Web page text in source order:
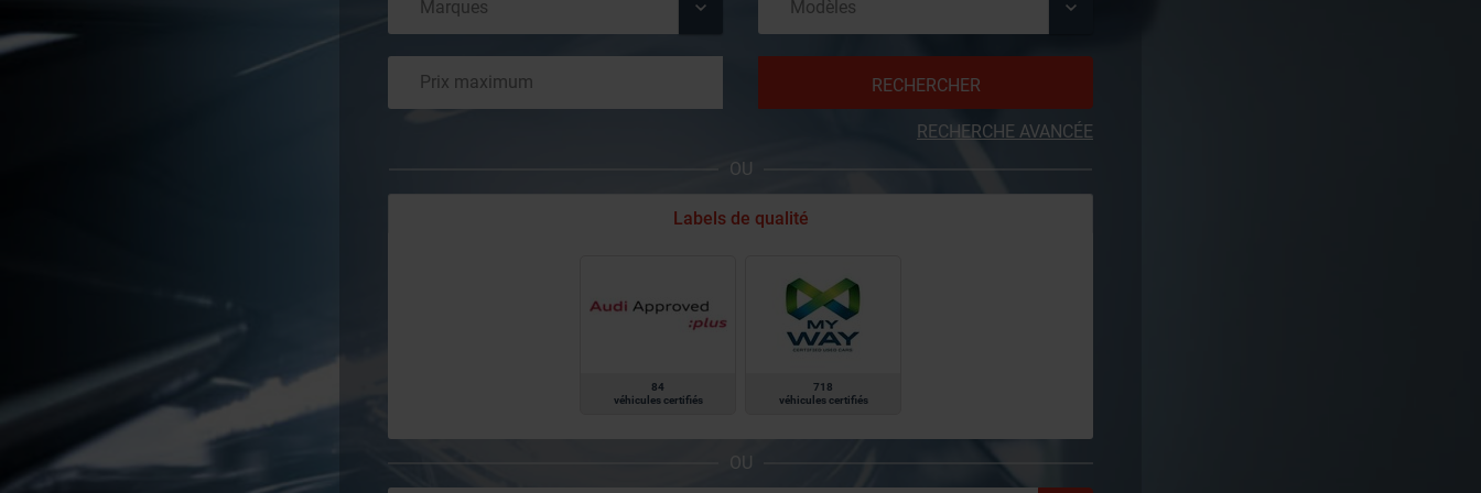
RECHERCHER
RECHERCHE AVANCÉE
OU
Labels de qualité
84
véhicules certifiés
718
véhicules certifiés
OU